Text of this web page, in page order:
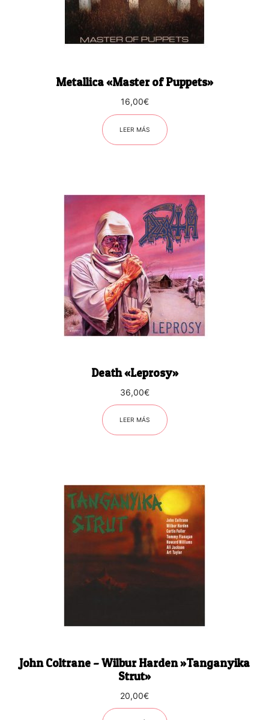
Metallica «Master of Puppets»
16,00€
LEER MÁS
Death «Leprosy»
36,00€
LEER MÁS
John Coltrane – Wilbur Harden ‎»Tanganyika
Strut»
20,00€